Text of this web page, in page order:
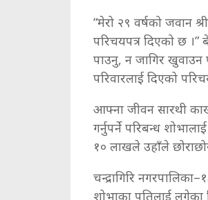
“मेरो २९ वर्षको जवान
परिचयपत्र दिएको छ ।”
पाउनु, न जागिर खुवाउन
परिवारलाई दिएको
आफ्ना जीवन सारथी
गर्नुपर्ने परिबन्ध
१० लाखले उहाँले
चन्द्रागिरि
शोभाका पतिलाई